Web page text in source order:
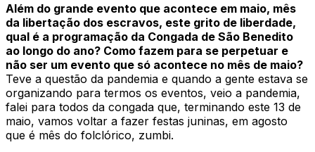
Além do grande evento que acontece em maio, mês
da libertação dos escravos, este grito de liberdade,
qual é a programação da Congada de São Benedito
ao longo do ano? Como fazem para se perpetuar e
não ser um evento que só acontece no mês de maio?
Teve a questão da pandemia e quando a gente estava se
organizando para termos os eventos, veio a pandemia,
falei para todos da congada que, terminando este 13 de
maio, vamos voltar a fazer festas juninas, em agosto
que é mês do folclórico, zumbi.